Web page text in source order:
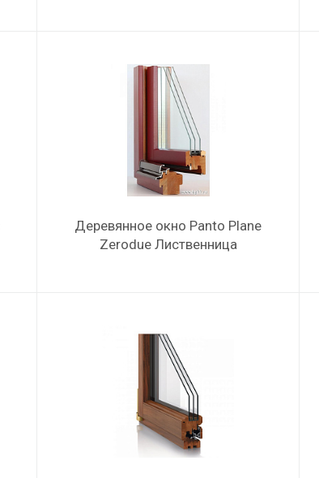
Деревянное окно Panto Plane
Zerodue Лиственница